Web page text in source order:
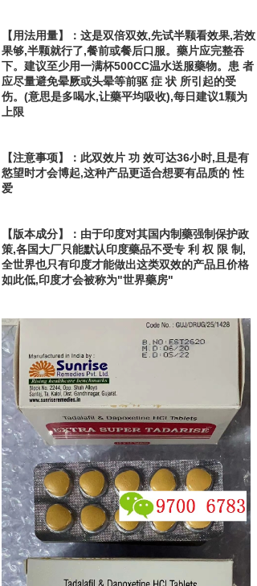
【用法用量】：这是双倍双效,先试半颗看效果,若效
果够,半颗就行了,餐前或餐后口服。藥片应完整吞
下。建议至少用一满杯500CC温水送服藥物。患 者
应尽量避免晕厥或头晕等前驱 症 状 所引起的受
伤。(意思是多喝水,让藥平均吸收),每日建议1颗为
上限
【注意事项】：此双效片 功 效可达36小时,且是有
慾望时才会博起,这种产品更适合想要有品质的 性
爱
【版本成分】：由于印度对其国内制藥强制保护政
策,各国大厂只能默认印度藥品不受专 利 权 限 制,
全世界也只有印度才能做出这类双效的产品且价格
如此低,印度才会被称为"世界藥房"